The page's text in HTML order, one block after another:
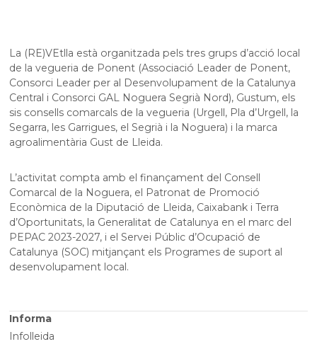
La (RE)VEtlla està organitzada pels tres grups d’acció local
de la vegueria de Ponent (Associació Leader de Ponent,
Consorci Leader per al Desenvolupament de la Catalunya
Central i Consorci GAL Noguera Segrià Nord), Gustum, els
sis consells comarcals de la vegueria (Urgell, Pla d’Urgell, la
Segarra, les Garrigues, el Segrià i la Noguera) i la marca
agroalimentària Gust de Lleida.
L’activitat compta amb el finançament del Consell
Comarcal de la Noguera, el Patronat de Promoció
Econòmica de la Diputació de Lleida, Caixabank i Terra
d’Oportunitats, la Generalitat de Catalunya en el marc del
PEPAC 2023-2027, i el Servei Públic d’Ocupació de
Catalunya (SOC) mitjançant els Programes de suport al
desenvolupament local.
Informa
Infolleida